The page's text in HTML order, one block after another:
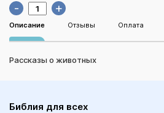
- +
Описание Отзывы Оплата
Рассказы о животных
Библия для всех